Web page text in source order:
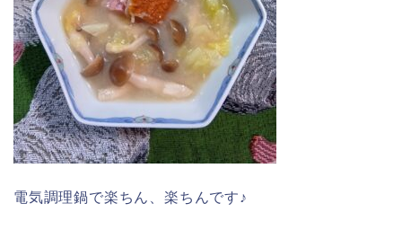
電気調理鍋で楽ちん、楽ちんです♪